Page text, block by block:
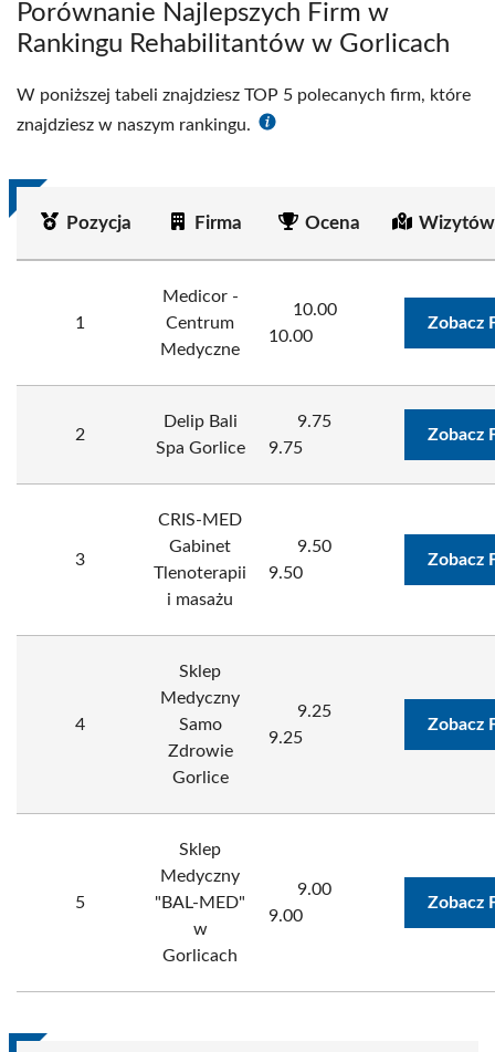
Porównanie Najlepszych Firm w
Rankingu Rehabilitantów w Gorlicach
W poniższej tabeli znajdziesz TOP 5 polecanych firm, które
znajdziesz w naszym rankingu.
Pozycja Firma Ocena
1
Medicor -
Centrum
Medyczne
10.00
10.00
Zobacz
2
Delip Bali
Spa Gorlice
9.75
9.75
Zobacz
3
CRIS-MED
Gabinet
Tlenoterapii
i masażu
9.50
9.50
Zobacz
4
Sklep
Medyczny
Samo
Zdrowie
Gorlice
9.25
9.25
Zobacz
5
Sklep
Medyczny
"BAL-MED"
w
Gorlicach
9.00
9.00
Zobacz